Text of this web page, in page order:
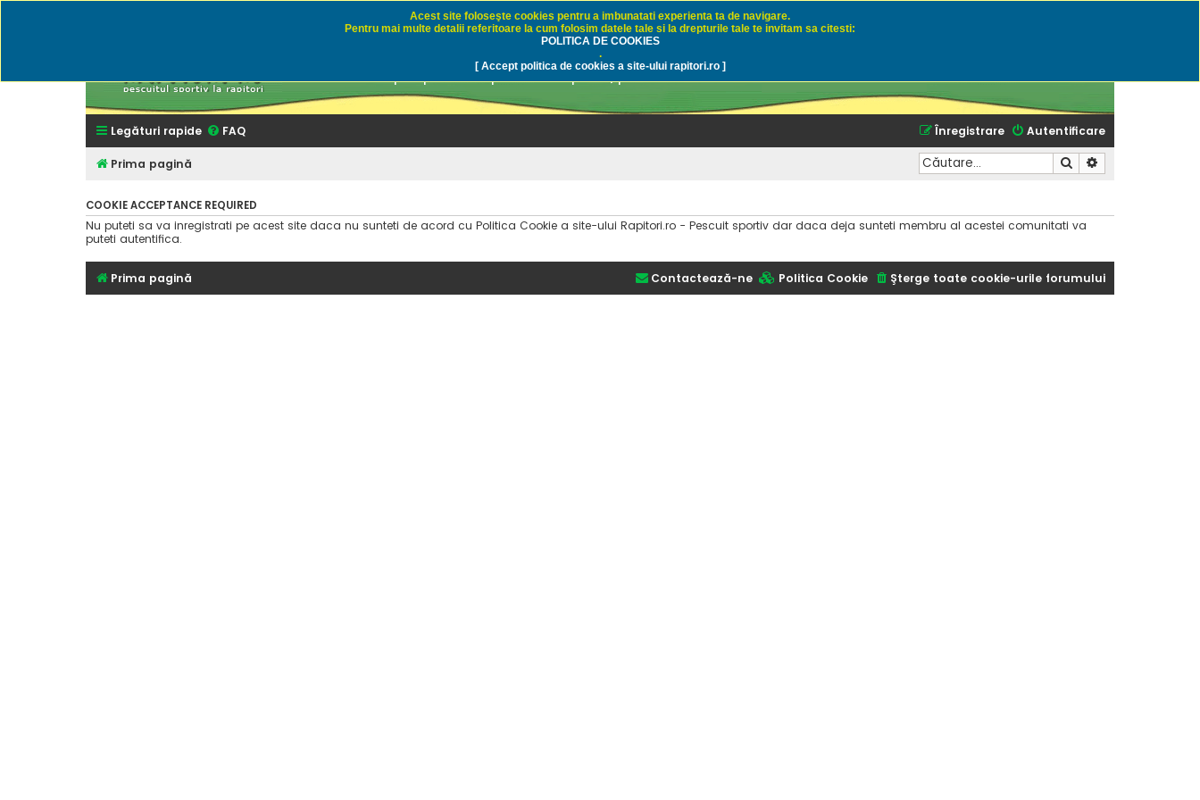
Rapitori.ro - Pescuit sportiv
Discutii despre pescuit sportiv la rapitori, pescuitul cu naluci sau momeli naturale
Legături rapide FAQ Autentificare
Înregistrare
Prima pagină Căutare
COOKIE ACCEPTANCE REQUIRED
Nu puteti sa va inregistrati pe acest site daca nu sunteti de acord cu Politica Cookie a site-ului Rapitori.ro - Pescuit sportiv dar daca deja sunteti membru al acestei comunitati va
puteti autentifica.
Acest site foloseşte cookies pentru a imbunatati experienta ta de navigare.
Pentru mai multe detalii referitoare la cum folosim datele tale si la drepturile tale te invitam sa citesti:
POLITICA DE COOKIES
.
[ Accept politica de cookies a site-ului rapitori.ro ]
Prima pagină Şterge toate cookie-urile forumului
Politica Cookie
Contactează-ne